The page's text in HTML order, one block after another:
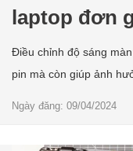
laptop đơn
Điều chỉnh độ sáng
pin mà còn giúp ảnh
Ngày đăng: 09/04/2024